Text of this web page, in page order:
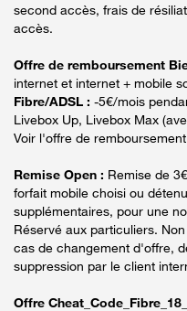
second accès, frais de
accès.
Offre de remboursement
internet et internet + mobile
Fibre/ADSL : -5€/mois
Livebox Up, Livebox Max
Voir l'offre de
Remise Open : Remise de
forfait mobile choisi ou
supplémentaires, pour une
Réservé aux particuliers.
cas de changement d'offre,
suppression par le client
Offre